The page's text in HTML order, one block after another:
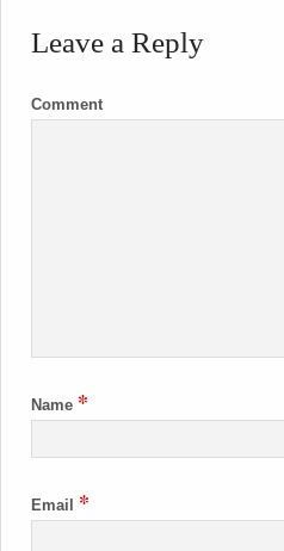
Leave a Reply
Comment
Name *
Email *